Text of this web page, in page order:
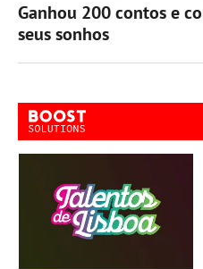
Ganhou 200 contos e
seus sonhos